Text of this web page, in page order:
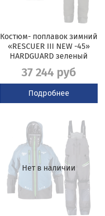
Костюм- поплавок зимний
«RESCUER III NEW -45»
HARDGUARD зеленый
37 244 руб
Подробнее
Нет в наличии